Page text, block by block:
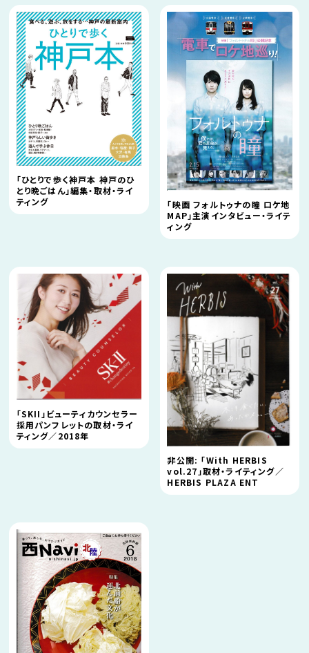
「ひとりで歩く神戸本 神戸のひ
とり晩ごはん」編集・取材・ライ
ティング
「映画 フォルトゥナの瞳 ロケ地
MAP」主演インタビュー・ライテ
ィング
「SKII」ビューティカウンセラー
採用パンフレットの取材・ライ
ティング／2018年
非公開: 「With HERBIS
vol.27」取材・ライティング／
HERBIS PLAZA ENT